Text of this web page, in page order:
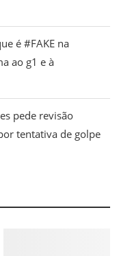
é #FAKE na
ao g1 e à
pede revisão
tentativa de golpe